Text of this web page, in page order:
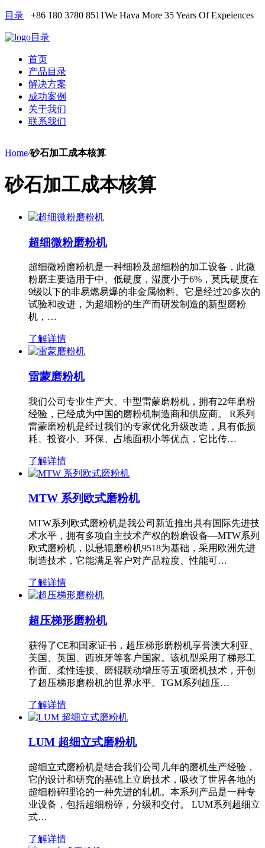
目录 +86 180 3780 8511We Hava More 35 Years Of Expeiences
目录
首页
产品目录
解决方案
成功案例
关于我们
联系我们
Home/砂石加工成本核算
砂石加工成本核算
超细微粉磨粉机
超细微粉磨粉机是一种细粉及超细粉的加工设备，此微
粉磨主要适用于中、低硬度，湿度小于6%，莫氏硬度在
9级以下的非易燃易爆的非金属物料。它是经过20多次的
试验和改进，为超细粉的生产而研发制造的新型磨粉
机，…
了解详情
雷蒙磨粉机
我们公司专业生产大、中型雷蒙磨粉机，拥有22年磨粉
经验，已经成为中国的磨粉机制造商和供应商。 R系列
雷蒙磨粉机是经过我们的专家优化升级改造，具有低损
耗、投资小、环保、占地面积小等优点，它比传…
了解详情
MTW 系列欧式磨粉机
MTW系列欧式磨粉机是我公司新近推出具有国际先进技
术水平，拥有多项自主技术产权的粉磨设备—MTW系列
欧式磨粉机，以悬辊磨粉机9518为基础，采用欧洲先进
制造技术，它能满足客户对产品粒度、性能可…
了解详情
超压梯形磨粉机
获得了CE和国家证书，超压梯形磨粉机享誉澳大利亚、
美国、英国、西班牙等客户国家。该机型采用了梯形工
作面、柔性连接、磨辊联动增压等五项磨机技术，开创
了超压梯形磨粉机的世界水平。TGM系列超压…
了解详情
LUM 超细立式磨粉机
超细立式磨粉机是结合我们公司几年的磨机生产经验，
它的设计和研究的基础上立磨技术，吸收了世界各地的
超细粉碎理论的一种先进的轧机。本系列产品是一种专
业设备，包括超细粉碎，分级和交付。 LUM系列超细立
式…
了解详情